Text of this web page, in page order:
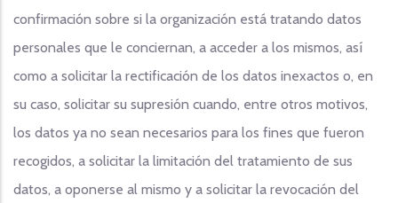
confirmación sobre si la organización está tratando datos
personales que le conciernan, a acceder a los mismos, así
como a solicitar la rectificación de los datos inexactos o, en
su caso, solicitar su supresión cuando, entre otros motivos,
los datos ya no sean necesarios para los fines que fueron
recogidos, a solicitar la limitación del tratamiento de sus
datos, a oponerse al mismo y a solicitar la revocación del